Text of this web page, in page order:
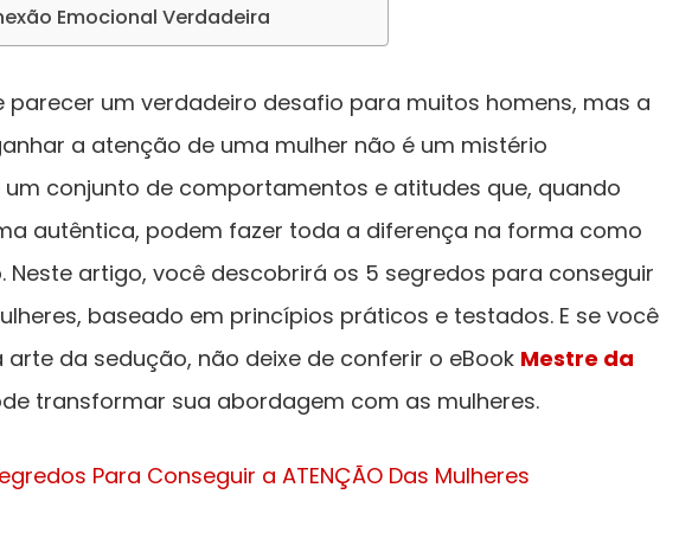
Emocional Verdadeira
parecer um verdadeiro desafio para muitos homens, mas a
a atenção de uma mulher não é um mistério
um conjunto de comportamentos e atitudes que, quando
autêntica, podem fazer toda a diferença na forma como
Neste artigo, você descobrirá os 5 segredos para conseguir
baseado em princípios práticos e testados. E se você
da sedução, não deixe de conferir o eBook Mestre da
transformar sua abordagem com as mulheres.